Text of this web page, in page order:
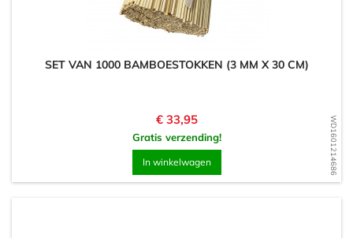
WD1601214686
SET VAN 1000 BAMBOESTOKKEN (3 MM X 30 CM)
Prijs
€ 33,95
Gratis verzending!
In winkelwagen